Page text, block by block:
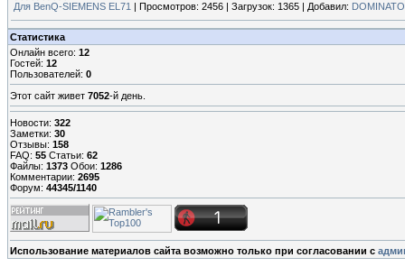
Для BenQ-SIEMENS EL71 Просмотров: 2456 Загрузок: 1365 Добавил:
Статистика
Онлайн всего: 12
Гостей: 12
Пользователей: 0
Этот сайт живет 7052-й день.
Новости: 322
Заметки: 30
Отзывы: 158
FAQ: 55 Статьи: 62
Файлы: 1373 Обои: 1286
Комментарии: 2695
Форум: 44345/1140
Использование материалов сайта возможно только при согласовании с